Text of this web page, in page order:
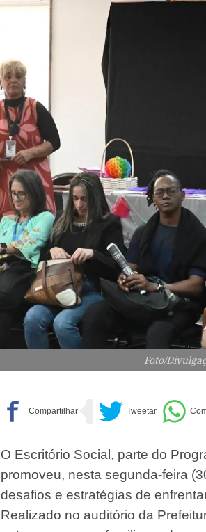
Foto/
O Escritório Social, parte do
promoveu, nesta segunda-feira
desafios e estratégias de
Realizado no auditório da